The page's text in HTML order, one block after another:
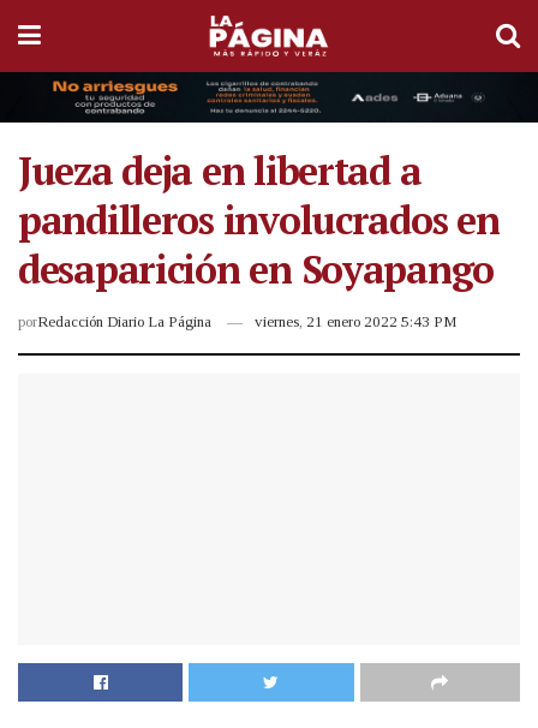
Jueza deja en libertad a
pandilleros involucrados en
desaparición en Soyapango
porRedacción Diario La Página viernes, 21 enero 2022 5:43 PM